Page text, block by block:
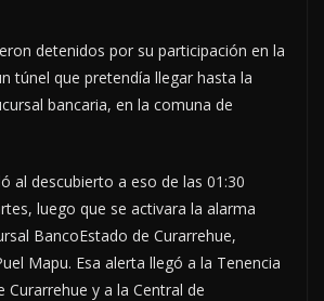
detenidos por su participación en la
túnel que pretendía llegar hasta la
bancaria, en la comuna de
al descubierto a eso de las 01:30
luego que se activara la alarma
BancoEstado de Curarrehue,
Mapu. Esa alerta llegó a la Tenencia
Curarrehue y a la Central de